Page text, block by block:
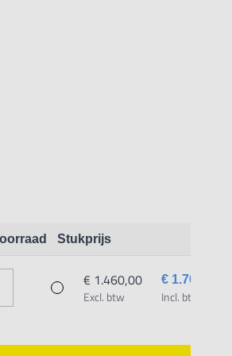
installaties.
Stukprijs
€ 1.766,60
Incl. btw
€ 1.460,00
Excl. btw